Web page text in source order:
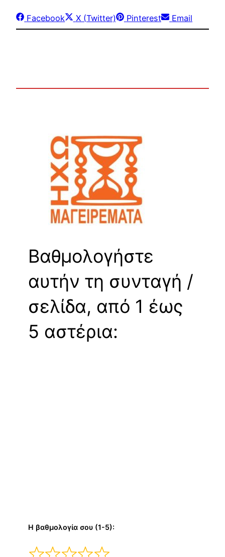
Share
on
Facebook
Share
on
X (Twitter)
Share
on
Pinterest
Share
on
Email
Βαθμολογήστε
αυτήν τη συνταγή /
σελίδα, από 1 έως
5 αστέρια:
Η βαθμολογία σου (1-5):